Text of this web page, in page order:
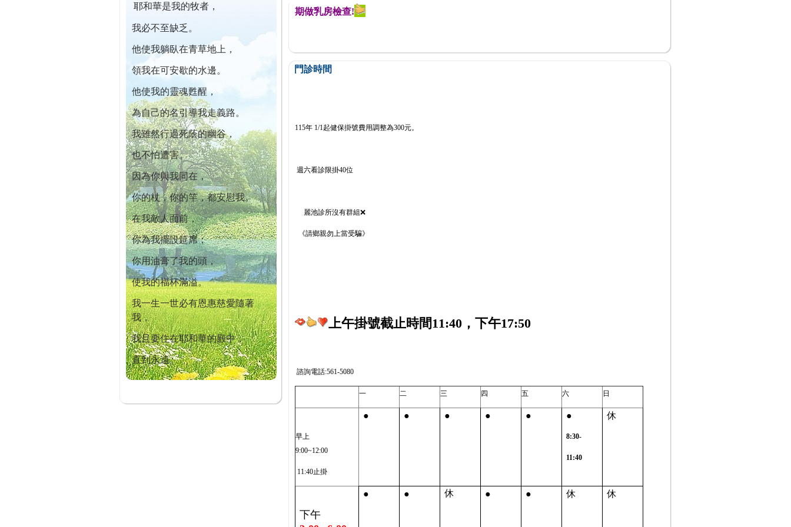
耶和華是我的牧者，
我必不至缺乏。
他使我躺臥在青草地上，
領我在可安歇的水邊。
他使我的靈魂甦醒，
為自己的名引導我走義路。
我雖然行過死蔭的幽谷，
也不怕遭害。
因為你與我同在，
你的杖，你的竿，都安慰我。
在我敵人面前，
你為我擺設筵席；
你用油膏了我的頭，
使我的福杯滿溢。
我一生一世必有恩惠慈愛隨著
我，
我且要住在耶和華的殿中，
直到永遠。
本院自開幕迄今已篩檢出1700位乳癌患者,提醒您定期做乳房檢查!
門診時間
115年 1/1起健保掛號費用調整為300元。
週六看診限掛40位
麗池診所沒有群組❌
《請鄉親勿上當受騙》
上午掛號截止時間11:40，下午17:50
諮詢電話:561-5080
一 二 三 四 五 六 日
早上
9:00~12:00
11:40止掛
● ● ● ● ● ●
8:30-
11:40
休
下午
● ● 休 ● ● 休 休